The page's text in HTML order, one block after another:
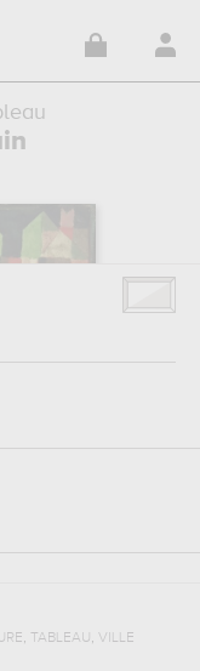
, TABLEAU, VILLE